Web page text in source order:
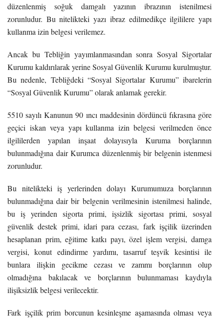
düzenlenmiş soğuk damgalı yazının ibrazının istenilmesi
zorunludur. Bu nitelikteki yazı ibraz edilmedikçe ilgililere yapı
kullanma izin belgesi verilemez.
Ancak bu Tebliğin yayımlanmasından sonra Sosyal Sigortalar
Kurumu kaldırılarak yerine Sosyal Güvenlik Kurumu kurulmuştur.
Bu nedenle, Tebliğdeki “Sosyal Sigortalar Kurumu” ibarelerin
“Sosyal Güvenlik Kurumu” olarak anlamak gerekir.
5510 sayılı Kanunun 90 ıncı maddesinin dördüncü fıkrasına göre
geçici iskan veya yapı kullanma izin belgesi verilmeden önce
ilgililerden yapılan inşaat dolayısıyla Kuruma borçlarının
bulunmadığına dair Kurumca düzenlenmiş bir belgenin istenmesi
zorunludur.
Bu nitelikteki iş yerlerinden dolayı Kurumumuza borçlarının
bulunmadığına dair bir belgenin verilmesinin istenilmesi halinde,
bu iş yerinden sigorta primi, işsizlik sigortası primi, sosyal
güvenlik destek primi, idari para cezası, fark işçilik üzerinden
hesaplanan prim, eğitime katkı payı, özel işlem vergisi, damga
vergisi, konut edindirme yardımı, tasarruf teşvik kesintisi ile
bunlara ilişkin gecikme cezası ve zammı borçlarının olup
olmadığına bakılacak ve borçlarının bulunmaması kaydıyla
ilişiksizlik belgesi verilecektir.
Fark işçilik prim borcunun kesinleşme aşamasında olması veya